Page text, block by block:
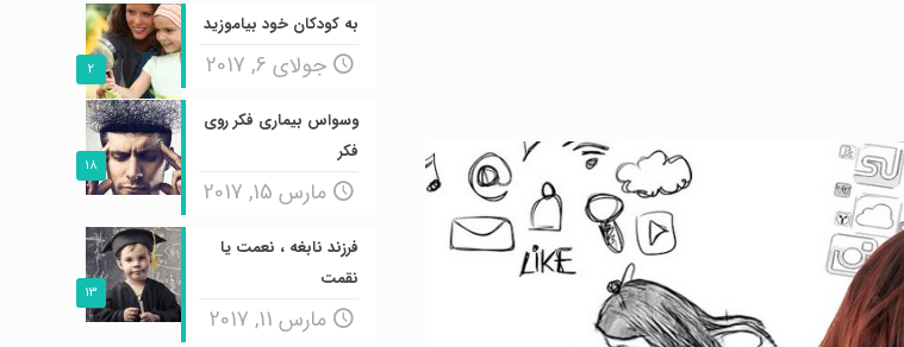
2
به کودکان خود بیاموزید
جولای 6, 2017
18
وسواس بیماری فکر روی
فکر
مارس 15, 2017
13
فرزند نابغه ، نعمت یا
نقمت
مارس 11, 2017